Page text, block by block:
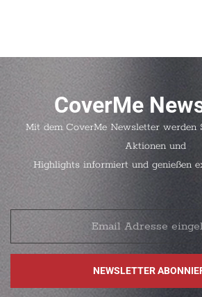
CoverMe
Mit dem CoverMe Newsletter werden
Aktionen und
Highlights informiert und genießen